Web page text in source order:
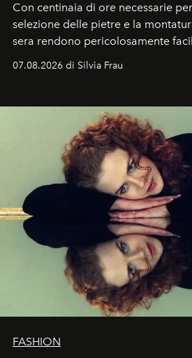
Con centinaia di ore necessarie
selezione delle pietre e la
sera rendono pericolosamente
cognizione del tempo. Ma con
07.08.2026 di Silvia Frau
FASHION